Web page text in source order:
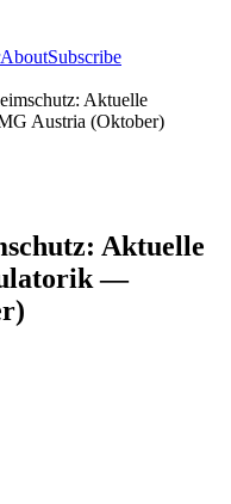
AboutSubscribe
Aktuelle
Austria (Oktober)
Aktuelle
—